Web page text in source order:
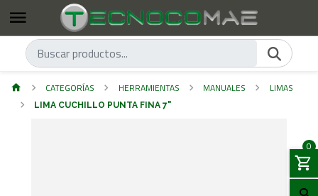
0
CATEGORÍAS HERRAMIENTAS MANUALES LIMAS
LIMA CUCHILLO PUNTA FINA 7"